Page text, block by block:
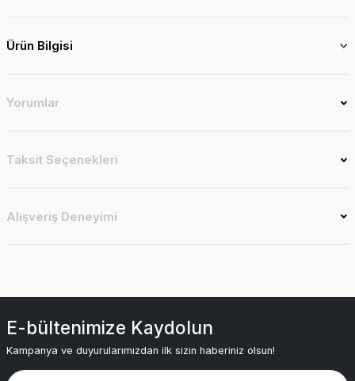
Ürün Bilgisi
Yorumlar
Taksit Seçenekleri
Alışveriş Deneyimi
E-bültenimize Kaydolun
Kampanya ve duyurularımızdan ilk sizin haberiniz olsun!